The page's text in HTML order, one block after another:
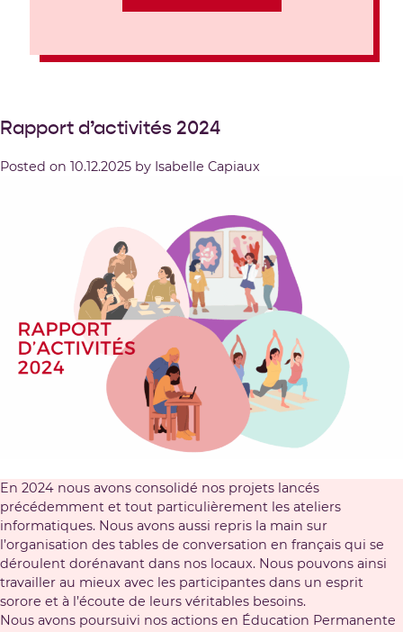
Rapport d’activités 2024
Posted on 10.12.2025 by Isabelle Capiaux
En 2024 nous avons consolidé nos projets lancés
précédemment et tout particulièrement les ateliers
informatiques. Nous avons aussi repris la main sur
l’organisation des tables de conversation en français qui se
déroulent dorénavant dans nos locaux. Nous pouvons ainsi
travailler au mieux avec les participantes dans un esprit
sorore et à l’écoute de leurs véritables besoins.
Nous avons poursuivi nos actions en Éducation Permanente